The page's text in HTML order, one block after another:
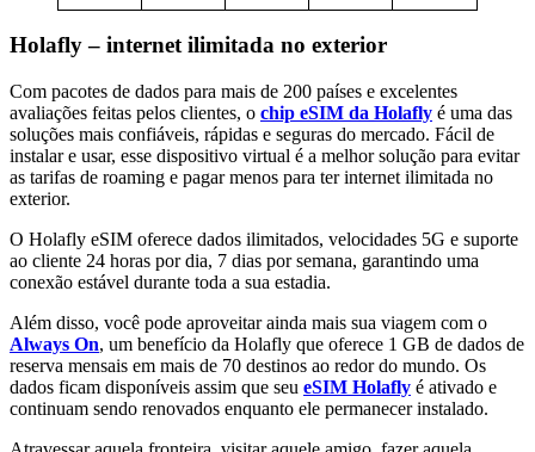
Holafly – internet ilimitada no exterior
Com pacotes de dados para mais de 200 países e excelentes
avaliações feitas pelos clientes, o chip eSIM da Holafly é uma das
soluções mais confiáveis, rápidas e seguras do mercado. Fácil de
instalar e usar, esse dispositivo virtual é a melhor solução para evitar
as tarifas de roaming e pagar menos para ter internet ilimitada no
exterior.
O Holafly eSIM oferece dados ilimitados, velocidades 5G e suporte
ao cliente 24 horas por dia, 7 dias por semana, garantindo uma
conexão estável durante toda a sua estadia.
Além disso, você pode aproveitar ainda mais sua viagem com o
Always On, um benefício da Holafly que oferece 1 GB de dados de
reserva mensais em mais de 70 destinos ao redor do mundo. Os
dados ficam disponíveis assim que seu eSIM Holafly é ativado e
continuam sendo renovados enquanto ele permanecer instalado.